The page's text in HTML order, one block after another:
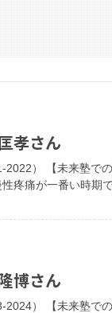
匡孝さん
2022） 【未来塾で
疼痛が一番い時
隆博さん
2024） 【未来塾で